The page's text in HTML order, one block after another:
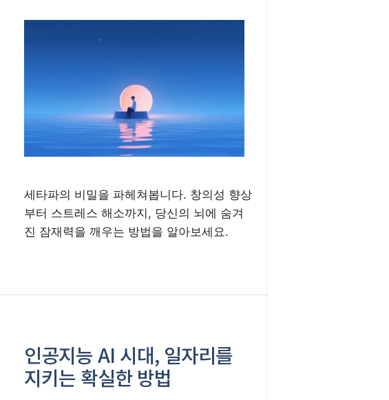
세타파의 비밀을 파헤쳐봅니다. 창의성 향상
부터 스트레스 해소까지, 당신의 뇌에 숨겨
진 잠재력을 깨우는 방법을 알아보세요.
인공지능 AI 시대, 일자리를
지키는 확실한 방법